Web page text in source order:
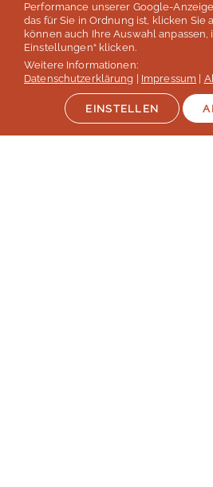
basierend auf 38 Bewertungen
Stand: Juli 2026
Google Bewertungen
4,8 von 5 Sternen
basierend auf 254 Bewertungen
Performance unserer Google-
das für Sie in Ordnung ist, klicken Sie
können auch Ihre Auswahl anpassen,
Einstellungen“ klicken.
Weitere Informationen:
Datenschutzerklärung
Impressum
EINSTELLEN